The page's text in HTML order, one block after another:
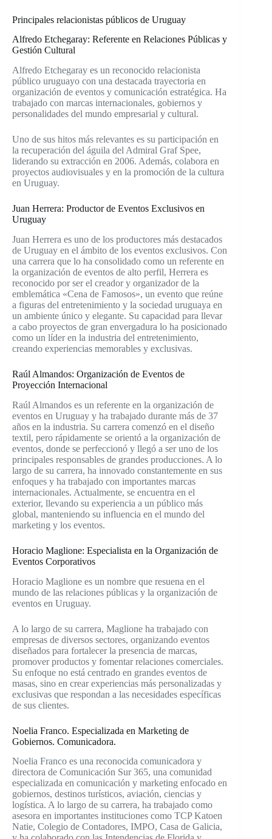
Principales relacionistas públicos de Uruguay
Alfredo Etchegaray: Referente en Relaciones Públicas y
Gestión Cultural
Alfredo Etchegaray es un reconocido relacionista
público uruguayo con una destacada trayectoria en
organización de eventos y comunicación estratégica. Ha
trabajado con marcas internacionales, gobiernos y
personalidades del mundo empresarial y cultural.
Uno de sus hitos más relevantes es su participación en
la recuperación del águila del Admiral Graf Spee,
liderando su extracción en 2006. Además, colabora en
proyectos audiovisuales y en la promoción de la cultura
en Uruguay.
Juan Herrera: Productor de Eventos Exclusivos en
Uruguay
Juan Herrera es uno de los productores más destacados
de Uruguay en el ámbito de los eventos exclusivos. Con
una carrera que lo ha consolidado como un referente en
la organización de eventos de alto perfil, Herrera es
reconocido por ser el creador y organizador de la
emblemática «Cena de Famosos», un evento que reúne
a figuras del entretenimiento y la sociedad uruguaya en
un ambiente único y elegante. Su capacidad para llevar
a cabo proyectos de gran envergadura lo ha posicionado
como un líder en la industria del entretenimiento,
creando experiencias memorables y exclusivas.
Raúl Almandos: Organización de Eventos de
Proyección Internacional
Raúl Almandos es un referente en la organización de
eventos en Uruguay y ha trabajado durante más de 37
años en la industria. Su carrera comenzó en el diseño
textil, pero rápidamente se orientó a la organización de
eventos, donde se perfeccionó y llegó a ser uno de los
principales responsables de grandes producciones. A lo
largo de su carrera, ha innovado constantemente en sus
enfoques y ha trabajado con importantes marcas
internacionales. Actualmente, se encuentra en el
exterior, llevando su experiencia a un público más
global, manteniendo su influencia en el mundo del
marketing y los eventos.
Horacio Maglione: Especialista en la Organización de
Eventos Corporativos
Horacio Maglione es un nombre que resuena en el
mundo de las relaciones públicas y la organización de
eventos en Uruguay.
A lo largo de su carrera, Maglione ha trabajado con
empresas de diversos sectores, organizando eventos
diseñados para fortalecer la presencia de marcas,
promover productos y fomentar relaciones comerciales.
Su enfoque no está centrado en grandes eventos de
masas, sino en crear experiencias más personalizadas y
exclusivas que respondan a las necesidades específicas
de sus clientes.
Noelia Franco. Especializada en Marketing de
Gobiernos. Comunicadora.
Noelia Franco es una reconocida comunicadora y
directora de Comunicación Sur 365, una comunidad
especializada en comunicación y marketing enfocado en
gobiernos, destinos turísticos, aviación, ciencias y
logística. A lo largo de su carrera, ha trabajado como
asesora en importantes instituciones como TCP Katoen
Natie, Colegio de Contadores, IMPO, Casa de Galicia,